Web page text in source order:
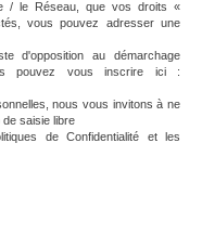
/ le Réseau, que vos droits «
vous pouvez adresser une
d'opposition au démarchage
pouvez vous inscrire ici :
nous vous invitons à ne
saisie libre
de Confidentialité et les